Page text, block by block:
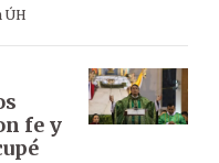
ÚH
fe y